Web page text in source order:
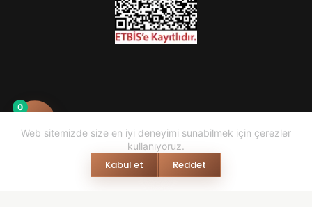
Web sitemizde size en iyi deneyimi sunabilmek için çerezler
kullanıyoruz.
Kabul et Reddet
0